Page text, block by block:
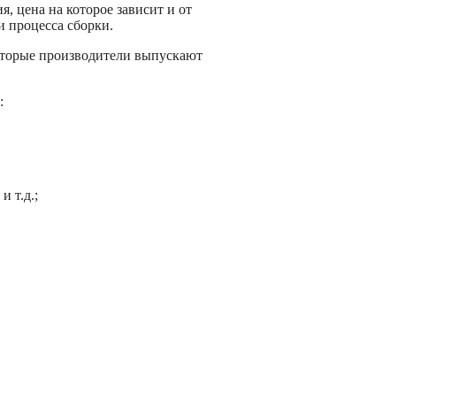
цена на которое зависит и от
процесса сборки.
производители выпускают
т.д.;